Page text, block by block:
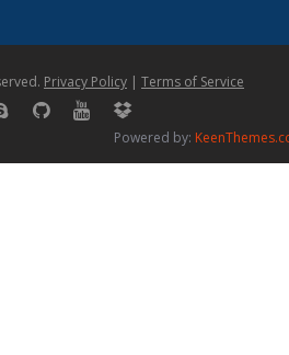
Privacy Policy | Terms of Service
Powered by: